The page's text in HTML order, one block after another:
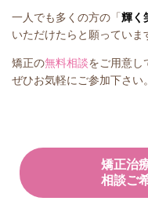
一人でも多くの方の「輝く
いただけたらと願っていま
矯正の無料相談をご用意し
ぜひお気軽にご参加下さい。
矯正治
相談ご